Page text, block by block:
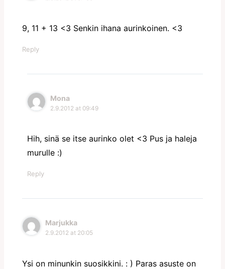
9, 11 + 13 <3 Senkin ihana aurinkoinen. <3
Reply
Mona
2.9.2012 at 09:49
Hih, sinä se itse aurinko olet <3 Pus ja haleja
murulle :)
Reply
Marjukka
2.9.2012 at 20:05
Ysi on minunkin suosikkini. : ) Paras asuste on